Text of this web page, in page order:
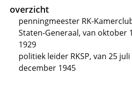
overzicht
penningmeester RK-
Staten-Generaal, van oktober
1929
politiek leider RKSP, van 25
december 1945